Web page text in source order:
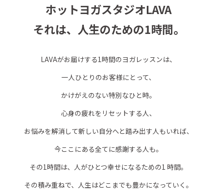
ホットヨガスタジオLAVA
それは、人生のための1時間。
LAVAがお届けする1時間のヨガレッスンは、
一人ひとりのお客様にとって、
かけがえのない特別なひと時。
心身の疲れをリセットする人、
お悩みを解消して新しい自分へと踏み出す人もいれば、
今ここにある全てに感謝する人も。
その1時間は、人がひとつ幸せになるための1 時間。
その積み重ねで、人生はどこまでも豊かになっていく。